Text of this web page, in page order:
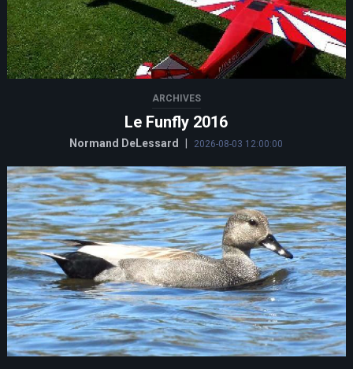
ARCHIVES
Le Funfly 2016
Normand DeLessard 2026-08-03 12:00:00